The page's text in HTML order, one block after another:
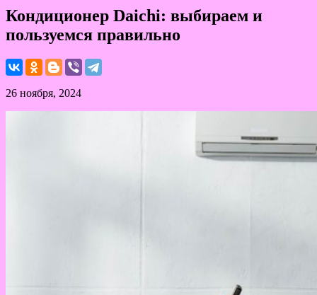
Кондиционер Daichi: выбираем и
пользуемся правильно
26 ноября, 2024